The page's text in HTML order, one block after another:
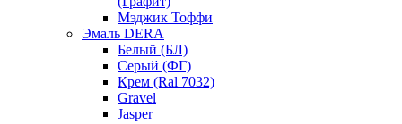
Мэджик Тоффи
Эмаль DERA
Белый (БЛ)
Серый (ФГ)
Крем (Ral 7032)
Gravel
Jasper